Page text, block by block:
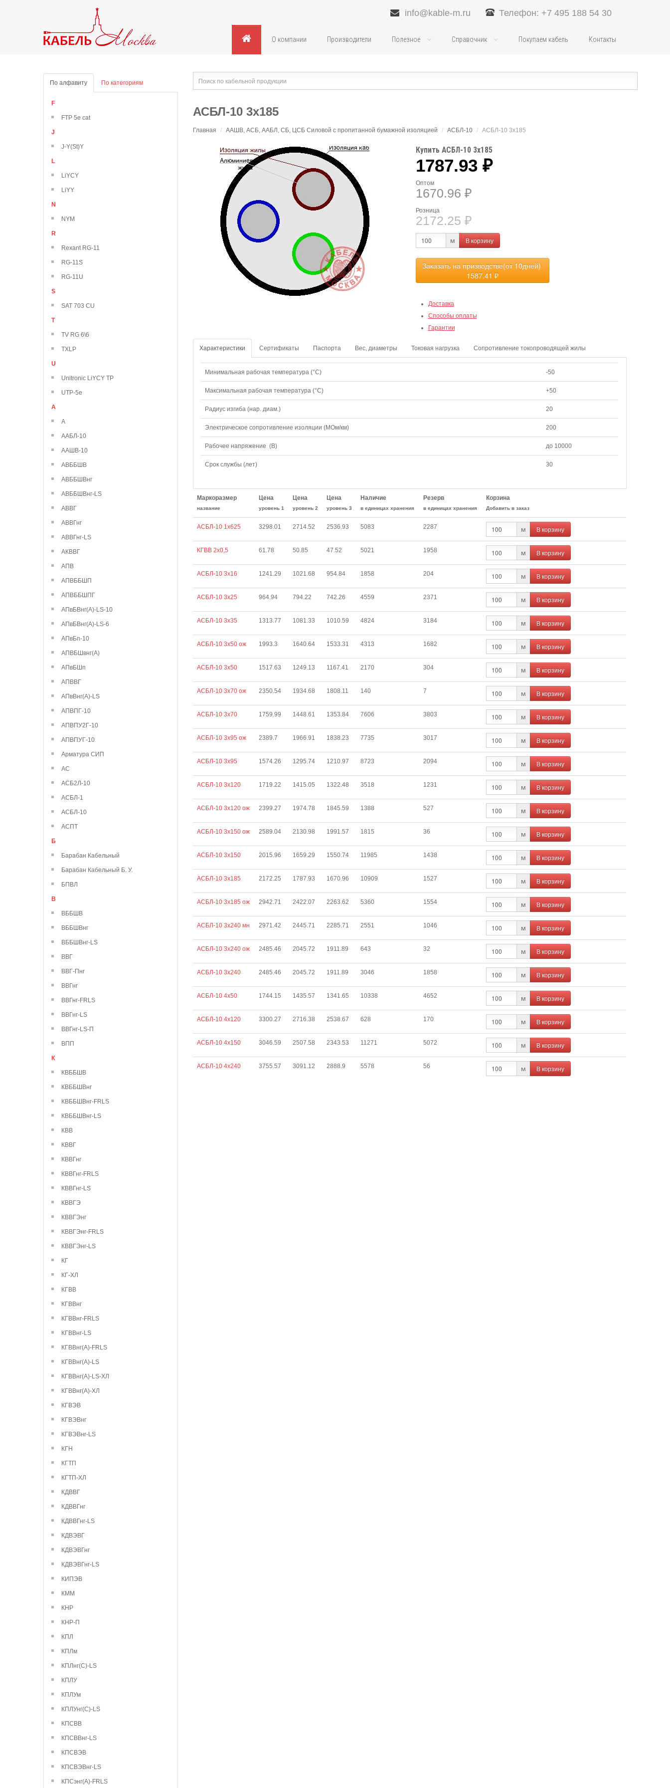
info@kable-m.ru Телефон: +7 495 188 54 30
О компании Производители Полезное Справочник Покупаем кабель Контакты
По алфавиту По категориям
F
FTP 5e cat
J
J-Y(St)Y
L
LiYCY
LiYY
N
NYM
R
Rexant RG-11
RG-11S
RG-11U
S
SAT 703 CU
T
TV RG 6\6
TXLP
U
Unitronic LiYCY TP
UTP-5e
А
А
ААБЛ-10
ААШВ-10
АВББШВ
АВББШВнг
АВББШВнг-LS
АВВГ
АВВГнг
АВВГнг-LS
АКВВГ
АПВ
АПВББШП
АПВББШПГ
АПвБВнг(А)-LS-10
АПвБВнг(А)-LS-6
АПвБп-10
АПВБШвнг(А)
АПвБШп
АПВВГ
АПвВнг(А)-LS
АПВПГ-10
АПВПУ2Г-10
АПВПУГ-10
Арматура СИП
АС
АСБ2Л-10
АСБЛ-1
АСБЛ-10
АСПТ
Б
Барабан Кабельный
Барабан Кабельный Б. У.
БПВЛ
В
ВББШВ
ВББШВнг
ВББШВнг-LS
ВВГ
ВВГ-Пнг
ВВГнг
ВВГнг-FRLS
ВВГнг-LS
ВВГнг-LS-П
ВПП
К
КВББШВ
КВББШВнг
КВББШВнг-FRLS
КВББШВнг-LS
КВВ
КВВГ
КВВГнг
КВВГнг-FRLS
КВВГнг-LS
КВВГЭ
КВВГЭнг
КВВГЭнг-FRLS
КВВГЭнг-LS
КГ
КГ-ХЛ
КГВВ
КГВВнг
КГВВнг-FRLS
КГВВнг-LS
КГВВнг(А)-FRLS
КГВВнг(А)-LS
КГВВнг(А)-LS-ХЛ
КГВВнг(А)-ХЛ
КГВЭВ
КГВЭВнг
КГВЭВнг-LS
КГН
КГТП
КГТП-ХЛ
КДВВГ
КДВВГнг
КДВВГнг-LS
КДВЭВГ
КДВЭВГнг
КДВЭВГнг-LS
КИПЭВ
КММ
КНР
КНР-П
КПЛ
КПЛм
КПЛнг(С)-LS
КПЛУ
КПЛУм
КПЛУнг(С)-LS
КПСВВ
КПСВВнг-LS
КПСВЭВ
КПСВЭВнг-LS
КПСэнг(А)-FRLS
АСБЛ-10 3х185
Главная / ААШВ, АСБ, ААБЛ, СБ, ЦСБ Силовой с пропитанной бумажной изоляцией / АСБЛ-10 / АСБЛ-10 3х185
Купить АСБЛ-10 3х185
1787.93 ₽
Оптом
1670.96 ₽
Розница
2172.25 ₽
м В корзину
Заказать на призводстве(от 10дней)
1587.41 ₽
Доставка
Способы оплаты
Гарантии
Характеристики Сертификаты Паспорта Вес, диаметры Токовая нагрузка Сопротивление токопроводящей жилы
Минимальная рабочая температура (°С) -50
Максимальная рабочая температура (°С) +50
Радиус изгиба (нар. диам.) 20
Электрическое сопротивление изоляции (МОм/км) 200
Рабочее напряжение (В) до 10000
Срок службы (лет) 30
Маркоразмер
название
Цена
уровень 1
Цена
уровень 2
Цена
уровень 3
Наличие
в единицах хранения
Резерв
в единицах хранения
Корзина
Добавить в заказ
АСБЛ-10 1х625 3298.01 2714.52 2536.93 5083 2287 м В корзину
КГВВ 2х0,5 61.78 50.85 47.52 5021 1958 м В корзину
АСБЛ-10 3х16 1241.29 1021.68 954.84 1858 204 м В корзину
АСБЛ-10 3х25 964.94 794.22 742.26 4559 2371 м В корзину
АСБЛ-10 3х35 1313.77 1081.33 1010.59 4824 3184 м В корзину
АСБЛ-10 3х50 ож 1993.3 1640.64 1533.31 4313 1682 м В корзину
АСБЛ-10 3х50 1517.63 1249.13 1167.41 2170 304 м В корзину
АСБЛ-10 3х70 ож 2350.54 1934.68 1808.11 140 7 м В корзину
АСБЛ-10 3х70 1759.99 1448.61 1353.84 7606 3803 м В корзину
АСБЛ-10 3х95 ож 2389.7 1966.91 1838.23 7735 3017 м В корзину
АСБЛ-10 3х95 1574.26 1295.74 1210.97 8723 2094 м В корзину
АСБЛ-10 3х120 1719.22 1415.05 1322.48 3518 1231 м В корзину
АСБЛ-10 3х120 ож 2399.27 1974.78 1845.59 1388 527 м В корзину
АСБЛ-10 3х150 ож 2589.04 2130.98 1991.57 1815 36 м В корзину
АСБЛ-10 3х150 2015.96 1659.29 1550.74 11985 1438 м В корзину
АСБЛ-10 3х185 2172.25 1787.93 1670.96 10909 1527 м В корзину
АСБЛ-10 3х185 ож 2942.71 2422.07 2263.62 5360 1554 м В корзину
АСБЛ-10 3х240 мн 2971.42 2445.71 2285.71 2551 1046 м В корзину
АСБЛ-10 3х240 ож 2485.46 2045.72 1911.89 643 32 м В корзину
АСБЛ-10 3х240 2485.46 2045.72 1911.89 3046 1858 м В корзину
АСБЛ-10 4х50 1744.15 1435.57 1341.65 10338 4652 м В корзину
АСБЛ-10 4х120 3300.27 2716.38 2538.67 628 170 м В корзину
АСБЛ-10 4х150 3046.59 2507.58 2343.53 11271 5072 м В корзину
АСБЛ-10 4х240 3755.57 3091.12 2888.9 5578 56 м В корзину